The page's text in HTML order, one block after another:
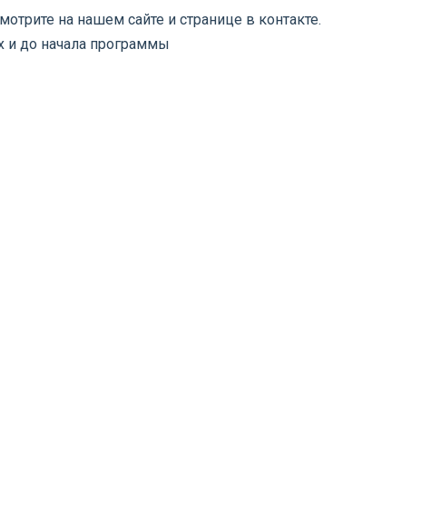
на нашем сайте и странице в контакте.
и до начала программы